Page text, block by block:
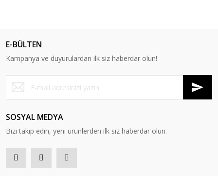
E-BÜLTEN
Kampanya ve duyurulardan ilk siz haberdar olun!
SOSYAL MEDYA
Bizi takip edin, yeni ürünlerden ilk siz haberdar olun.